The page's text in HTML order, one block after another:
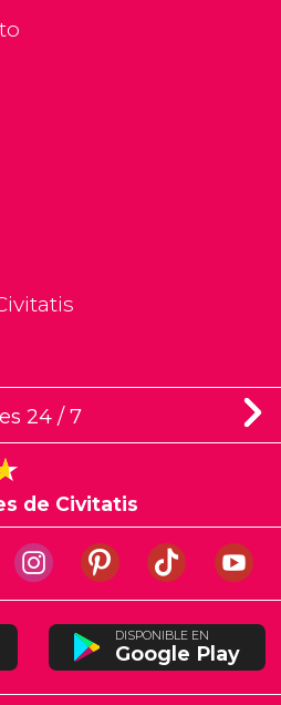
24 / 7
de Civitatis
DISPONIBLE EN
Google Play